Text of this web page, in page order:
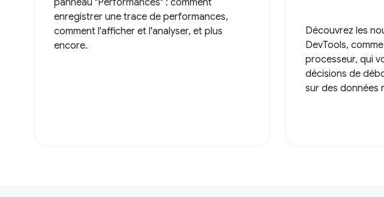
panneau "Performances" : comment
enregistrer une trace de performances,
comment l'afficher et l'analyser, et plus
encore.
Découvrez les
DevTools,
processeur, qui
décisions de
sur des données